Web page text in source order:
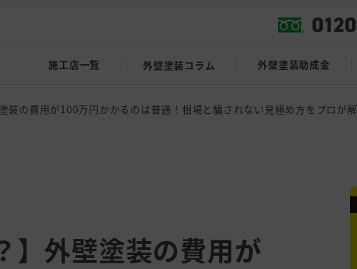
施工店一覧 外壁塗装コラム 外壁塗装助成金
装の費用が100万円かかるのは普通！相場と騙されない見極め方をプロが
】外壁塗装の費用が